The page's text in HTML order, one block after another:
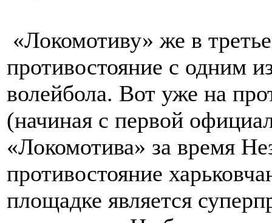
«Локомотиву» же в
противостояние с одним
волейбола. Вот уже на
(начиная с первой
«Локомотива» за время
противостояние
площадке является